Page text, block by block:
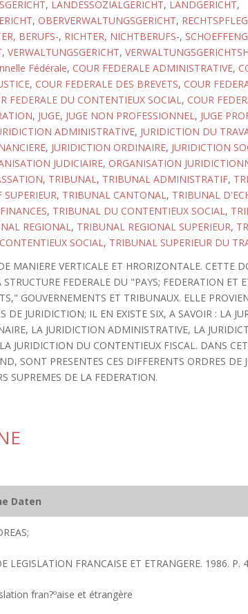
, LANDESSOZIALGERICHT, LANDGERICHT,
, OBERVERWALTUNGSGERICHT,
BERUFS-, RICHTER, NICHTBERUFS-,
, VERWALTUNGSGERICHT,
Fédérale, COUR FEDERALE ADMINISTRATIVE,
, COUR FEDERALE DES BREVETS, COUR
FEDERALE DU CONTENTIEUX SOCIAL, COUR
, JUGE, JUGE NON PROFESSIONNEL, JUGE
ADMINISTRATIVE, JURIDICTION DU
, JURIDICTION ORDINAIRE, JURIDICTION
JUDICIAIRE, ORGANISATION
, TRIBUNAL, TRIBUNAL ADMINISTRATIF,
, TRIBUNAL CANTONAL, TRIBUNAL
, TRIBUNAL DU CONTENTIEUX SOCIAL,
REGIONAL, TRIBUNAL REGIONAL SUPERIEUR,
SOCIAL, TRIBUNAL SUPERIEUR DU
MANIERE VERTICALE ET HRORIZONTALE. CETTE
FEDERALE DU "PAYS; FEDERATION ET
GOUVERNEMENTS ET TRIBUNAUX. ELLE
DE JURIDICTION; IL EN EXISTE SIX, A SAVOIR : LA
LA JURIDICTION ADMINISTRATIVE, LA
JURIDICTION DU CONTENTIEUX FISCAL. DANS
SONT PRESENTES CES DIFFERENTS ORDRES DE
SUPREMES DE LA FEDERATION.
Daten
LEGISLATION FRANCAISE ET ETRANGERE. 1986. P.
fran?ºaise et étrangère